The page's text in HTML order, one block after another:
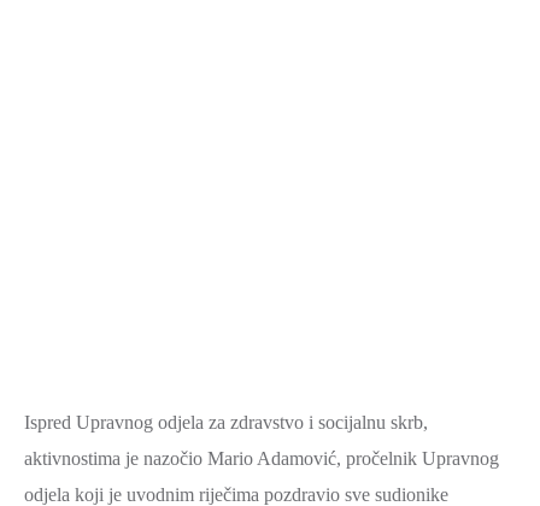
Ispred Upravnog odjela za zdravstvo i socijalnu skrb,
aktivnostima je nazočio Mario Adamović, pročelnik Upravnog
odjela koji je uvodnim riječima pozdravio sve sudionike